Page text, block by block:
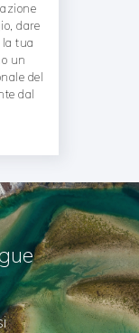
dare
la tua
un
del
dal